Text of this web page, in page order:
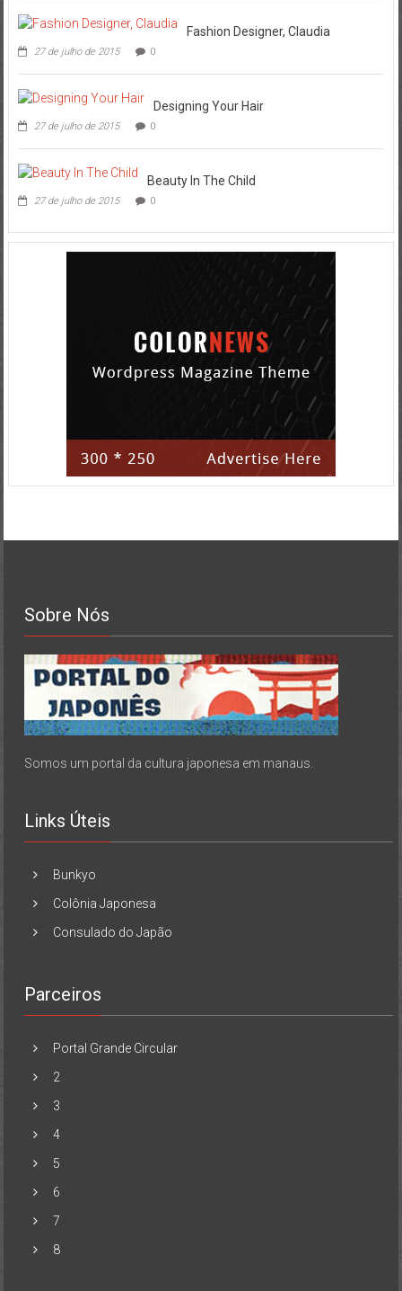
Fashion Designer, Claudia
27 de julho de 2015 0
Designing Your Hair
27 de julho de 2015 0
Beauty In The Child
27 de julho de 2015 0
Sobre Nós
Somos um portal da cultura japonesa em manaus.
Links Úteis
Bunkyo
Colônia Japonesa
Consulado do Japão
Parceiros
Portal Grande Circular
2
3
4
5
6
7
8